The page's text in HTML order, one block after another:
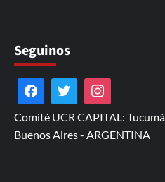
Seguinos
Comité UCR CAPITAL:
Buenos Aires - ARGENTINA